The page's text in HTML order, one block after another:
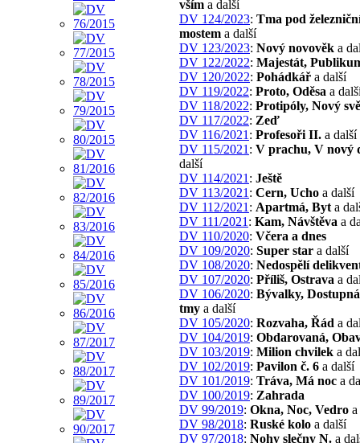
vším a další
DV 124/2023: Tma pod
mostem a další
DV 123/2023: Nový novověk a
DV 122/2022: Majestát,
DV 120/2022: Pohádkář a další
DV 119/2022: Proto, Oděsa a
DV 118/2022: Protipóly, Nový
DV 117/2022: Zeď
DV 116/2021 : Profesoři II. a další
DV 115/2021 : V prachu, V nový
další
DV 114/2021 : Ještě
DV 113/2021 : Cern, Ucho a další
DV 112/2021 : Apartmá, Byt a
DV 111/2021 : Kam, Návštěva a
DV 110/2020: Včera a dnes
DV 109/2020: Super star a další
DV 108/2020: Nedospělí
DV 107/2020: Příliš, Ostrava a
DV 106/2020: Bývalky,
tmy a další
DV 105/2020: Rozvaha, Řád a
DV 104/2019: Obdarovaná,
DV 103/2019: Milion chvilek a
DV 102/2019: Pavilon č. 6 a další
DV 101/2019: Tráva, Má noc a
DV 100/2019: Zahrada
DV 99/2019: Okna, Noc, Vedro
DV 98/2018: Ruské kolo a další
DV 97/2018: Nohy slečny N. a